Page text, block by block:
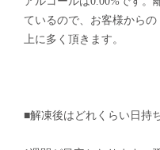
ているので、お客様から
上に多く頂きます。
■解凍後はどれくらい日持